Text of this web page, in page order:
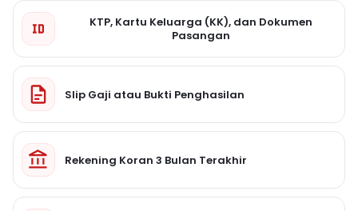
KTP, Kartu Keluarga (KK), dan Dokumen
Pasangan
Slip Gaji atau Bukti Penghasilan
Rekening Koran 3 Bulan Terakhir